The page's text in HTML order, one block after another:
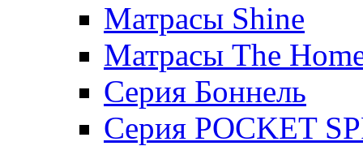
Матрасы Shine
Матрасы The
Серия Боннель
Серия POCKET